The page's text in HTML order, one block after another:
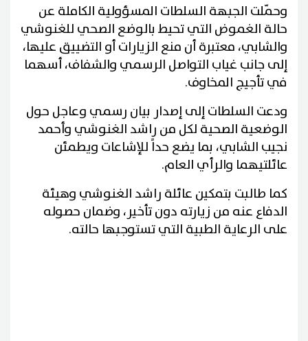
وحمّلت الجبهة السلطات المسؤولية الكاملة عن
حالة الغموض التي تحيط بالوضع الصحي للغنوشي
والشابي، معتبرة أن منع الزيارات أو التضييق عليها،
إلى جانب غياب التواصل الرسمي والشفاف، أسهما
في تأجيج المخاوف.
ودعت السلطات إلى إصدار بيان رسمي وعاجل حول
الوضعية الصحية لكل من راشد الغنوشي وأحمد
نجيب الشابي، بما يضع حداً للإشاعات ويطمئن
عائلتيهما والرأي العام.
كما طالبت بتمكين عائلة راشد الغنوشي وهيئة
الدفاع عنه من زيارته دون تأخير، وضمان حصوله
على الرعاية الطبية التي تستوجبها حالته.